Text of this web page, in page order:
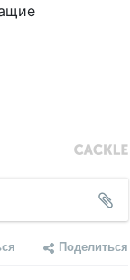
Поделиться